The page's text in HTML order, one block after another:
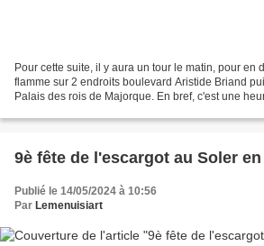
Pour cette suite, il y aura un tour le matin, pour en
flamme sur 2 endroits boulevard Aristide Briand
Palais des rois de Majorque. En bref, c'est une
9è fête de l'escargot au Soler
Publié le 14/05/2024 à 10:56
Par Lemenuisiart